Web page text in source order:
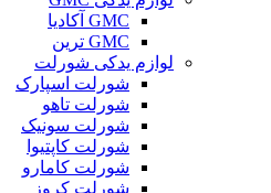
GMC آکادیا
GMC ترین
لوازم یدکی شورلت
شورلت اسپارک
شورلت تاهو
شورلت سونیک
شورلت کاپتیوا
شورلت کامارو
شورلت کروز